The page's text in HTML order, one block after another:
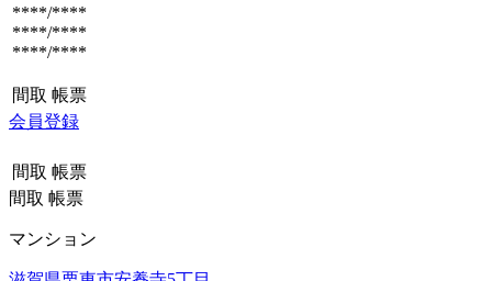
****/****
****/****
****/****
間取 帳票
会員登録
間取 帳票
間取 帳票
マンション